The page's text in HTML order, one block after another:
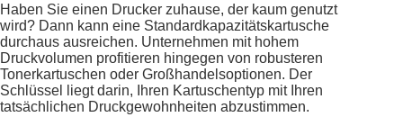
Haben Sie einen Drucker zuhause, der kaum genutzt
wird? Dann kann eine Standardkapazitätskartusche
durchaus ausreichen. Unternehmen mit hohem
Druckvolumen profitieren hingegen von robusteren
Tonerkartuschen oder Großhandelsoptionen. Der
Schlüssel liegt darin, Ihren Kartuschentyp mit Ihren
tatsächlichen Druckgewohnheiten abzustimmen.